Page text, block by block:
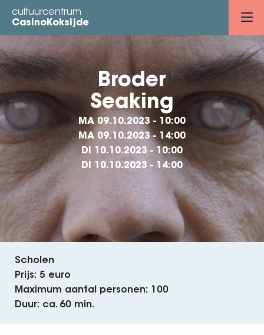
Overslaan
naar
de
inhoud
cultuurcentrum
CasinoKoksijde
Broder
Seaking
MA 09.10.2023 - 10:00
MA 09.10.2023 - 14:00
DI 10.10.2023 - 10:00
DI 10.10.2023 - 14:00
Scholen
Prijs
5 euro
Maximum aantal personen
100
Duur
ca. 60 min.